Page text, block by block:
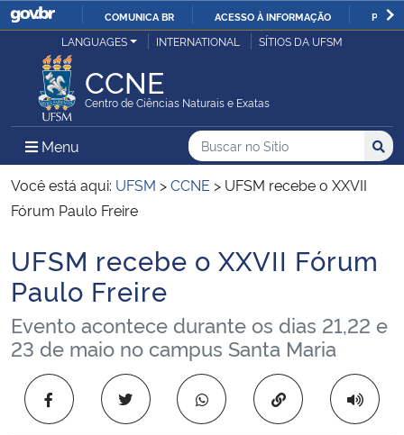
IR
COMUNICA BR ACESSO À INFORMAÇÃO
Ministério da Justiça e Segurança Pública
Ministério da Defesa
Ministério das Relações Exteriores
Ministério da Infraestrutura
Ministério da Agricultura, Pecuária e Abastecimento
Ministério da Educação
Ministério da Cidadania
LANGUAGES INTERNATIONAL SÍTIOS DA UFSM
CCNE
Centro de Ciências Naturais e Exatas
Menu Menu Principal do Sítio
Busca
Buscar no no Sítio
Busca:
Você está aqui: UFSM >CCNE > UFSM recebe o XXVII
Fórum Paulo Freire
Início do conteúdo
UFSM recebe o XXVII Fórum
Paulo Freire
Evento acontece durante os dias 21,22 e
23 de maio no campus Santa Maria
Copiar para área